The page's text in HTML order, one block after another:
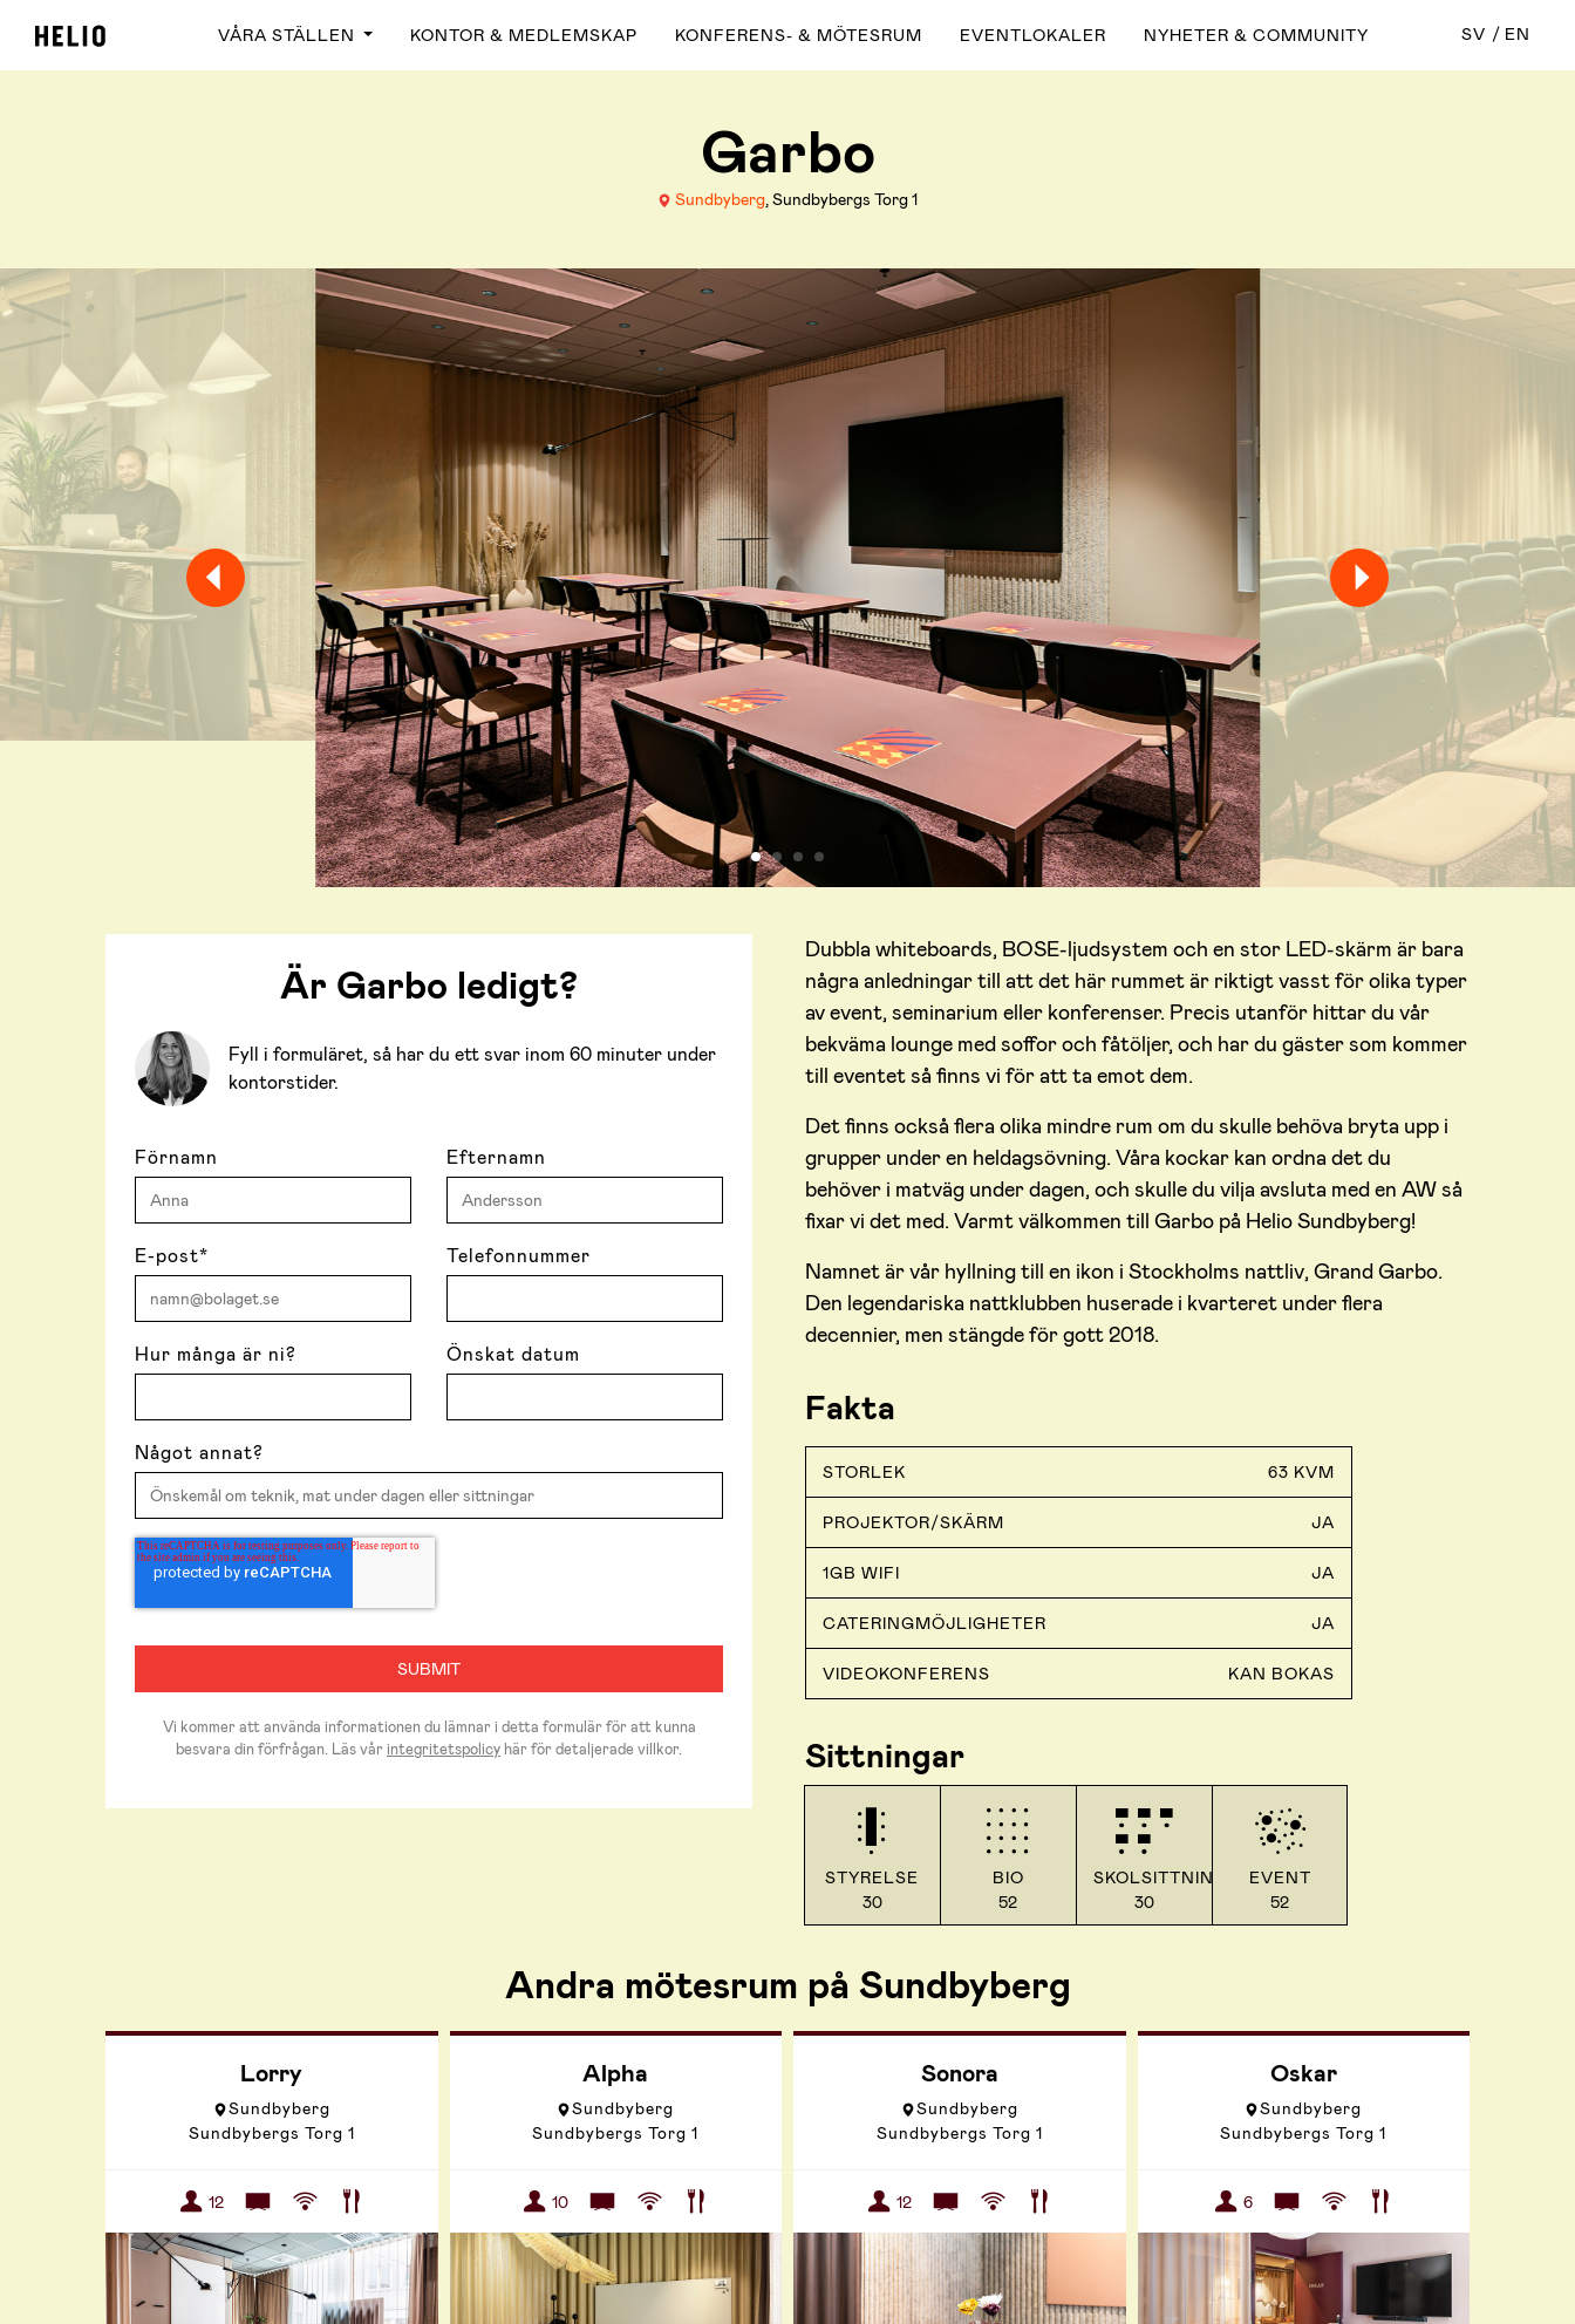
VÅRA STÄLLEN KONTOR & MEDLEMSKAP KONFERENS- & MÖTESRUM EVENTLOKALER NYHETER & COMMUNITY SV EN
Garbo
Sundbyberg, Sundbybergs Torg 1
Är Garbo ledigt?
Fyll i formuläret, så har du ett svar inom 60 minuter under
kontorstider.
Förnamn Efternamn
E-post* Telefonnummer
Hur många är ni? Önskat datum
Något annat?
Vi kommer att använda informationen du lämnar i detta formulär för att kunna
besvara din förfrågan. Läs vår integritetspolicy här för detaljerade villkor.
Dubbla whiteboards, BOSE-ljudsystem och en stor LED-skärm är bara
några anledningar till att det här rummet är riktigt vasst för olika typer
av event, seminarium eller konferenser. Precis utanför hittar du vår
bekväma lounge med soffor och fåtöljer, och har du gäster som kommer
till eventet så finns vi för att ta emot dem.
Det finns också flera olika mindre rum om du skulle behöva bryta upp i
grupper under en heldagsövning. Våra kockar kan ordna det du
behöver i matväg under dagen, och skulle du vilja avsluta med en AW så
fixar vi det med. Varmt välkommen till Garbo på Helio Sundbyberg!
Namnet är vår hyllning till en ikon i Stockholms nattliv, Grand Garbo.
Den legendariska nattklubben huserade i kvarteret under flera
decennier, men stängde för gott 2018.
Fakta
STORLEK 63 KVM
PROJEKTOR/SKÄRM JA
1GB WIFI JA
CATERINGMÖJLIGHETER JA
VIDEOKONFERENS KAN BOKAS
Sittningar
STYRELSE
30
BIO
52
SKOLSITTNING
30
EVENT
52
Andra mötesrum på Sundbyberg
Lorry
Sundbyberg
Sundbybergs Torg 1
12
Alpha
Sundbyberg
Sundbybergs Torg 1
10
Sonora
Sundbyberg
Sundbybergs Torg 1
12
Oskar
Sundbyberg
Sundbybergs Torg 1
6